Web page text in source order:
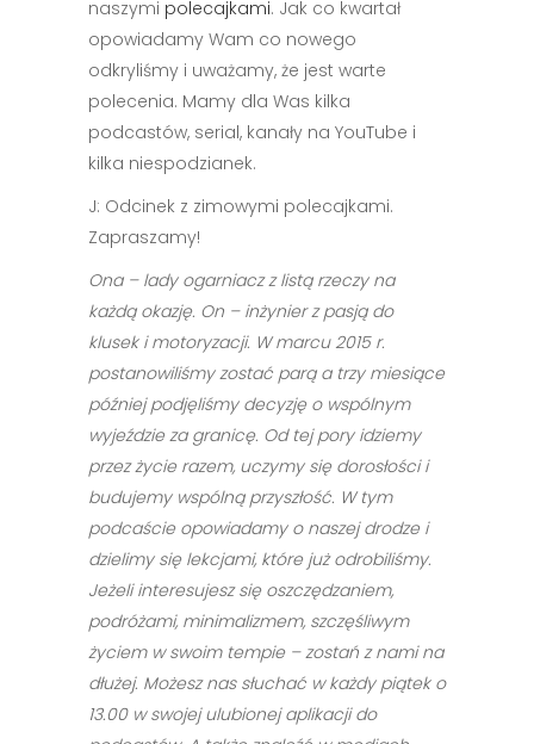
naszymi polecajkami. Jak co kwartał
opowiadamy Wam co nowego
odkryliśmy i uważamy, że jest warte
polecenia. Mamy dla Was kilka
podcastów, serial, kanały na YouTube i
kilka niespodzianek.
J: Odcinek z zimowymi polecajkami.
Zapraszamy!
Ona – lady ogarniacz z listą rzeczy na
każdą okazję. On – inżynier z pasją do
klusek i motoryzacji. W marcu 2015 r.
postanowiliśmy zostać parą a trzy miesiące
później podjęliśmy decyzję o wspólnym
wyjeździe za granicę. Od tej pory idziemy
przez życie razem, uczymy się dorosłości i
budujemy wspólną przyszłość. W tym
podcaście opowiadamy o naszej drodze i
dzielimy się lekcjami, które już odrobiliśmy.
Jeżeli interesujesz się oszczędzaniem,
podróżami, minimalizmem, szczęśliwym
życiem w swoim tempie – zostań z nami na
dłużej. Możesz nas słuchać w każdy piątek o
13.00 w swojej ulubionej aplikacji do